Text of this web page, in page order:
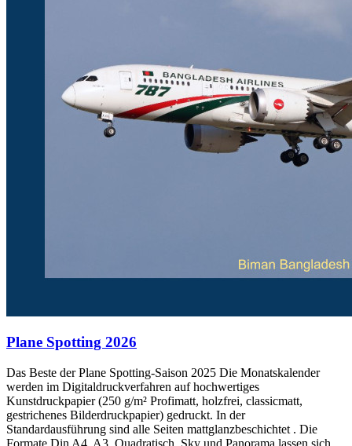
Plane Spotting 2026
Das Beste der Plane Spotting-Saison 2025 Die Monatskalender
werden im Digitaldruckverfahren auf hochwertiges
Kunstdruckpapier (250 g/m² Profimatt, holzfrei, classicmatt,
gestrichenes Bilderdruckpapier) gedruckt. In der
Standardausführung sind alle Seiten mattglanzbeschichtet . Die
Formate Din A4, A3, Quadratisch, Sky und Panorama lassen sich